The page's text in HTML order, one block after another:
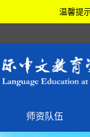
温馨提
师资队伍